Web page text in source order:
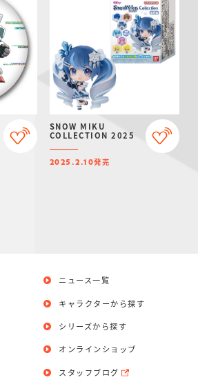
SNOW MIKU
COLLECTION 2025
2025.2.10発売
ニュース一覧
キャラクターから探す
シリーズから探す
オンラインショップ
スタッフブログ